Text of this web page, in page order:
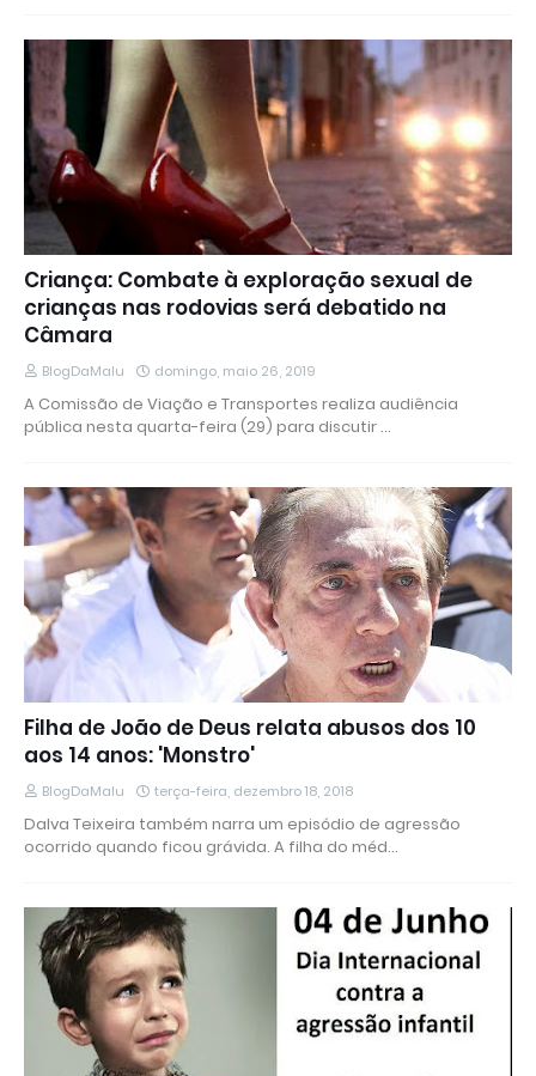
Criança: Combate à exploração sexual de
crianças nas rodovias será debatido na
Câmara
BlogDaMalu domingo, maio 26, 2019
A Comissão de Viação e Transportes realiza audiência
pública nesta quarta-feira (29) para discutir …
Filha de João de Deus relata abusos dos 10
aos 14 anos: 'Monstro'
BlogDaMalu terça-feira, dezembro 18, 2018
Dalva Teixeira também narra um episódio de agressão
ocorrido quando ficou grávida. A filha do méd…